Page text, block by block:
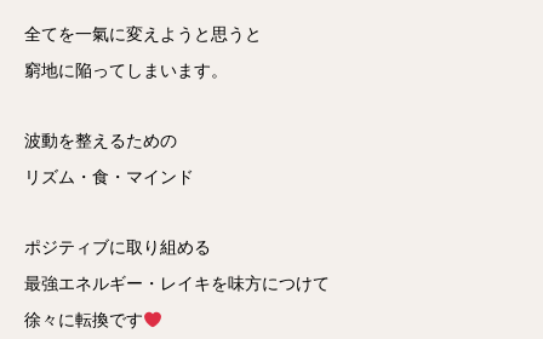
全てを一氣に変えようと思うと
窮地に陥ってしまいます。
波動を整えるための
リズム・食・マインド
ポジティブに取り組める
最強エネルギー・レイキを味方につけて
徐々に転換です